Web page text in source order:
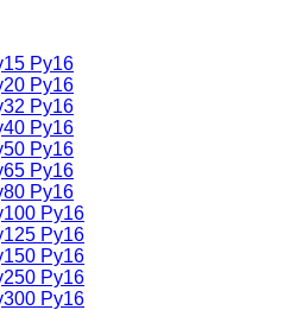
Ру16
Ру16
Ру16
Ру16
Ру16
Ру16
Ру16
Ру16
Ру16
Ру16
Ру16
Ру16